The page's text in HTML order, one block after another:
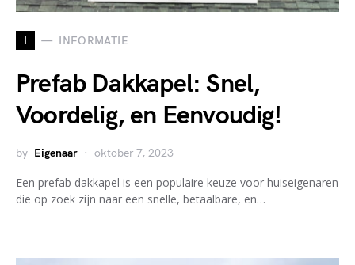
I INFORMATIE
Prefab Dakkapel: Snel,
Voordelig, en Eenvoudig!
by Eigenaar oktober 7, 2023
Een prefab dakkapel is een populaire keuze voor huiseigenaren
die op zoek zijn naar een snelle, betaalbare, en…